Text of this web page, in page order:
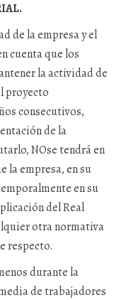
de la empresa y el
cuenta que los
la actividad de
proyecto
consecutivos,
de la
NOse tendrá en
la empresa, en su
en su
del Real
otra normativa
respecto.
durante la
de trabajadores